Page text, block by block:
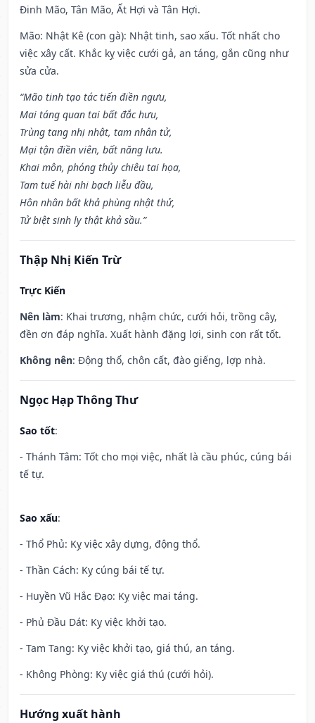
Đinh Mão, Tân Mão, Ất Hợi và Tân Hợi.
Mão: Nhật Kê (con gà): Nhật tinh, sao xấu. Tốt nhất cho
việc xây cất. Khắc kỵ việc cưới gả, an táng, gắn cũng như
sửa cửa.
“Mão tinh tạo tác tiến điền ngưu,
Mai táng quan tai bất đắc hưu,
Trùng tang nhị nhật, tam nhân tử,
Mại tận điền viên, bất năng lưu.
Khai môn, phóng thủy chiêu tai họa,
Tam tuế hài nhi bạch liễu đầu,
Hôn nhân bất khả phùng nhật thử,
Tử biệt sinh ly thật khả sầu.”
Thập Nhị Kiến Trừ
Trực Kiến
Nên làm: Khai trương, nhậm chức, cưới hỏi, trồng cây,
đền ơn đáp nghĩa. Xuất hành đặng lợi, sinh con rất tốt.
Không nên: Động thổ, chôn cất, đào giếng, lợp nhà.
Ngọc Hạp Thông Thư
Sao tốt:
- Thánh Tâm: Tốt cho mọi việc, nhất là cầu phúc, cúng bái
tế tự.
Sao xấu:
- Thổ Phủ: Kỵ việc xây dựng, động thổ.
- Thần Cách: Kỵ cúng bái tế tự.
- Huyền Vũ Hắc Đạo: Kỵ việc mai táng.
- Phủ Đầu Dát: Kỵ việc khởi tạo.
- Tam Tang: Kỵ việc khởi tạo, giá thú, an táng.
- Không Phòng: Kỵ việc giá thú (cưới hỏi).
Hướng xuất hành